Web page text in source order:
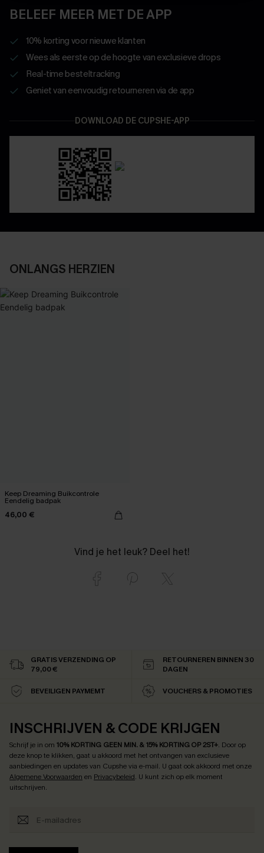
BELEEF MEER MET DE APP
10% korting voor nieuwe klanten
Wees als eerste op de hoogte van exclusieve drops
Real-time besteltracking
Geniet van eenvoudig retourneren via de app
DOWNLOAD DE CUPSHE-APP
ONLANGS HERZIEN
Keep Dreaming Buikcontrole
Eendelig badpak
46,00 €
Vind je het leuk? Deel het!
GRATIS VERZENDING OP
79,00 €
RETOURNEREN BINNEN 30
DAGEN
BEVEILIGEN PAYMEMT VOUCHERS & PROMOTIES
INSCHRIJVEN & CODE KRIJGEN
Schrijf je in om 10% KORTING GEEN MIN. & 15% KORTING OP 2ST+. Door op
deze knop te klikken, gaat u akkoord met het ontvangen van exclusieve
aanbiedingen en updates van Cupshe via e-mail. U gaat ook akkoord met onze
Algemene Voorwaarden en Privacybeleid. U kunt zich op elk moment
uitschrijven.